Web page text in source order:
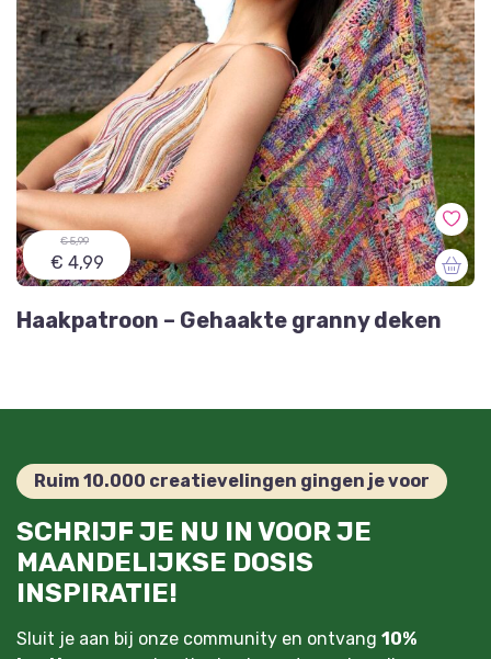
€ 5,99
€ 4,99
Haakpatroon – Gehaakte granny deken
Ruim 10.000 creatievelingen gingen je voor
SCHRIJF JE NU IN VOOR JE
MAANDELIJKSE DOSIS
INSPIRATIE!
Sluit je aan bij onze community en ontvang 10%